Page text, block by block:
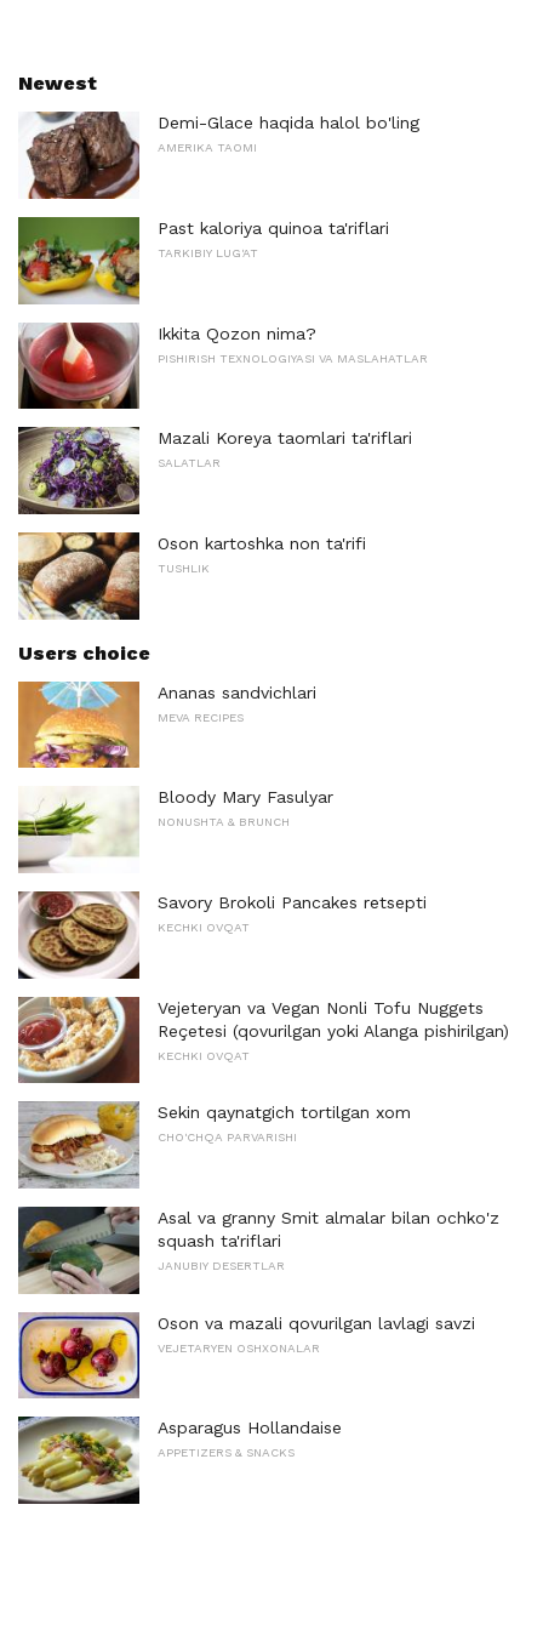
Newest
Demi-Glace haqida halol bo'ling
AMERIKA TAOMI
Past kaloriya quinoa ta'riflari
TARKIBIY LUG'AT
Ikkita Qozon nima?
PISHIRISH TEXNOLOGIYASI VA MASLAHATLAR
Mazali Koreya taomlari ta'riflari
SALATLAR
Oson kartoshka non ta'rifi
TUSHLIK
Users choice
Ananas sandvichlari
MEVA RECIPES
Bloody Mary Fasulyar
NONUSHTA & BRUNCH
Savory Brokoli Pancakes retsepti
KECHKI OVQAT
Vejeteryan va Vegan Nonli Tofu Nuggets
Reçetesi (qovurilgan yoki Alanga pishirilgan)
KECHKI OVQAT
Sekin qaynatgich tortilgan xom
CHO'CHQA PARVARISHI
Asal va granny Smit almalar bilan ochko'z
squash ta'riflari
JANUBIY DESERTLAR
Oson va mazali qovurilgan lavlagi savzi
VEJETARYEN OSHXONALAR
Asparagus Hollandaise
APPETIZERS & SNACKS